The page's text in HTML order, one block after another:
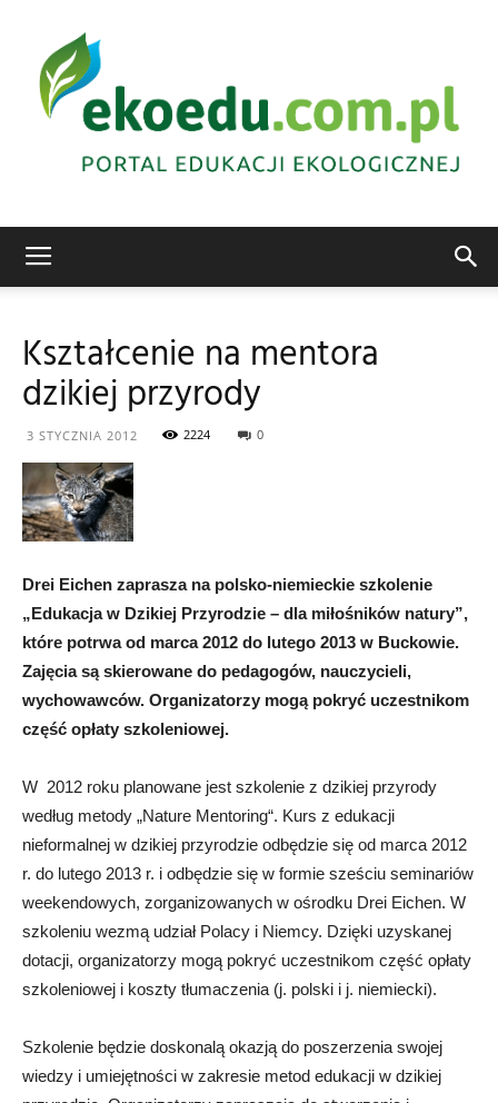
Kształcenie na mentora
dzikiej przyrody
3 STYCZNIA 2012 2224 0
Drei Eichen zaprasza na polsko-niemieckie szkolenie
„Edukacja w Dzikiej Przyrodzie – dla miłośników natury”,
które potrwa od marca 2012 do lutego 2013 w Buckowie.
Zajęcia są skierowane do pedagogów, nauczycieli,
wychowawców. Organizatorzy mogą pokryć uczestnikom
część opłaty szkoleniowej.
W 2012 roku planowane jest szkolenie z dzikiej przyrody
według metody „Nature Mentoring“. Kurs z edukacji
nieformalnej w dzikiej przyrodzie odbędzie się od marca 2012
r. do lutego 2013 r. i odbędzie się w formie sześciu seminariów
weekendowych, zorganizowanych w ośrodku Drei Eichen. W
szkoleniu wezmą udział Polacy i Niemcy. Dzięki uzyskanej
dotacji, organizatorzy mogą pokryć uczestnikom część opłaty
szkoleniowej i koszty tłumaczenia (j. polski i j. niemiecki).
Szkolenie będzie doskonalą okazją do poszerzenia swojej
wiedzy i umiejętności w zakresie metod edukacji w dzikiej